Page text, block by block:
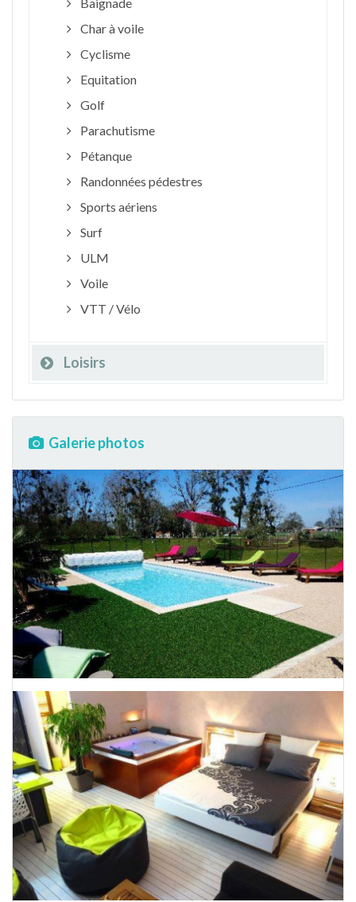
Char à voile
Cyclisme
Equitation
Golf
Parachutisme
Pétanque
Randonnées pédestres
Sports aériens
Surf
ULM
Voile
VTT / Vélo
Loisirs
Galerie photos